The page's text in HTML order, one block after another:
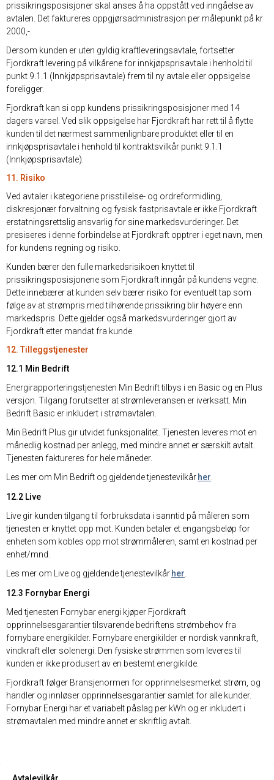
prissikringsposisjoner skal anses å ha oppstått ved inngåelse av
avtalen. Det faktureres oppgjørsadministrasjon per målepunkt på kr
2000,-.
Dersom kunden er uten gyldig kraftleveringsavtale, fortsetter
Fjordkraft levering på vilkårene for innkjøpsprisavtale i henhold til
punkt 9.1.1 (Innkjøpsprisavtale) frem til ny avtale eller oppsigelse
foreligger.
Fjordkraft kan si opp kundens prissikringsposisjoner med 14
dagers varsel. Ved slik oppsigelse har Fjordkraft har rett til å flytte
kunden til det nærmest sammenlignbare produktet eller til en
innkjøpsprisavtale i henhold til kontraktsvilkår punkt 9.1.1
(Innkjøpsprisavtale).
11. Risiko
Ved avtaler i kategoriene prisstillelse- og ordreformidling,
diskresjonær forvaltning og fysisk fastprisavtale er ikke Fjordkraft
erstatningsrettslig ansvarlig for sine markedsvurderinger. Det
presiseres i denne forbindelse at Fjordkraft opptrer i eget navn, men
for kundens regning og risiko.
Kunden bærer den fulle markedsrisikoen knyttet til
prissikringsposisjonene som Fjordkraft inngår på kundens vegne.
Dette innebærer at kunden selv bærer risiko for eventuelt tap som
følge av at strømpris med tilhørende prissikring blir høyere enn
markedspris. Dette gjelder også markedsvurderinger gjort av
Fjordkraft etter mandat fra kunde.
12. Tilleggstjenester
12.1 Min Bedrift
Energirapporteringstjenesten Min Bedrift tilbys i en Basic og en Plus
versjon. Tilgang forutsetter at strømleveransen er iverksatt. Min
Bedrift Basic er inkludert i strømavtalen.
Min Bedrift Plus gir utvidet funksjonalitet. Tjenesten leveres mot en
månedlig kostnad per anlegg, med mindre annet er særskilt avtalt.
Tjenesten faktureres for hele måneder.
Les mer om Min Bedrift og gjeldende tjenestevilkår her.
12.2 Live
Live gir kunden tilgang til forbruksdata i sanntid på måleren som
tjenesten er knyttet opp mot. Kunden betaler et engangsbeløp for
enheten som kobles opp mot strømmåleren, samt en kostnad per
enhet/mnd.
Les mer om Live og gjeldende tjenestevilkår her.
12.3 Fornybar Energi
Med tjenesten Fornybar energi kjøper Fjordkraft
opprinnelsesgarantier tilsvarende bedriftens strømbehov fra
fornybare energikilder. Fornybare energikilder er nordisk vannkraft,
vindkraft eller solenergi. Den fysiske strømmen som leveres til
kunden er ikke produsert av en bestemt energikilde.
Fjordkraft følger Bransjenormen for opprinnelsesmerket strøm, og
handler og innløser opprinnelsesgarantier samlet for alle kunder.
Fornybar Energi har et variabelt påslag per kWh og er inkludert i
strømavtalen med mindre annet er skriftlig avtalt.